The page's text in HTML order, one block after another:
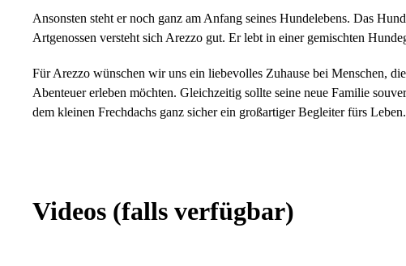
Ansonsten steht er noch ganz am Anfang seines Hundelebens. Das
Artgenossen versteht sich Arezzo gut. Er lebt in einer gemischten
Für Arezzo wünschen wir uns ein liebevolles Zuhause bei Menschen,
Abenteuer erleben möchten. Gleichzeitig sollte seine neue Familie
dem kleinen Frechdachs ganz sicher ein großartiger Begleiter fürs Leben.
Videos (falls verfügbar)